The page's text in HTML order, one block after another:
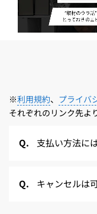
※利用規約、 プライバ
それぞれのリンク先よ
支払い方法に
キャンセルは